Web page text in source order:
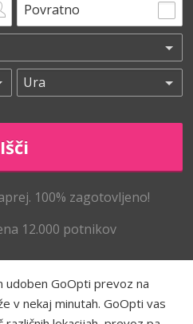
Povratno
100% zagotovljeno!
12.000 potnikov
udoben GoOpti prevoz na
v nekaj minutah. GoOpti vas